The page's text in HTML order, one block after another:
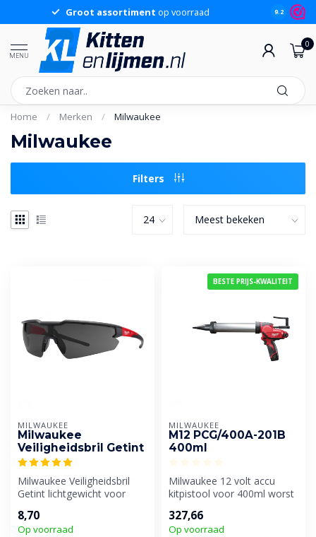
Groot assortiment op voorraad 9.2
MENU
0
Home / Merken / Milwaukee
Milwaukee
Filters
MILWAUKEE
Milwaukee
Veiligheidsbril Getint
Milwaukee Veiligheidsbril
Getint lichtgewicht voor
drag...
8,70
Op voorraad
BESTE PRIJS-KWALITEIT
MILWAUKEE
M12 PCG/400A-201B
400ml
Milwaukee 12 volt accu
kitpistool voor 400ml worst
lader...
327,66
Op voorraad